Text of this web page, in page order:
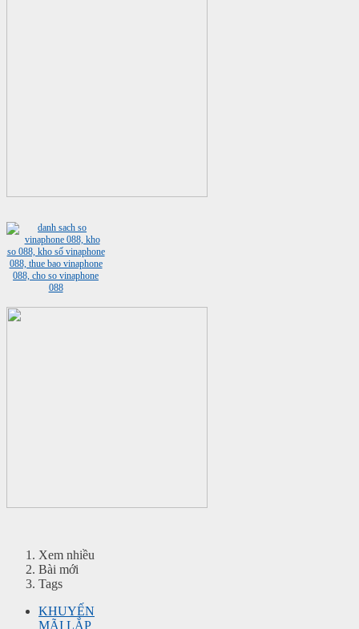
Xem nhiều
Bài mới
Tags
KHUYẾN
MÃI LẮP